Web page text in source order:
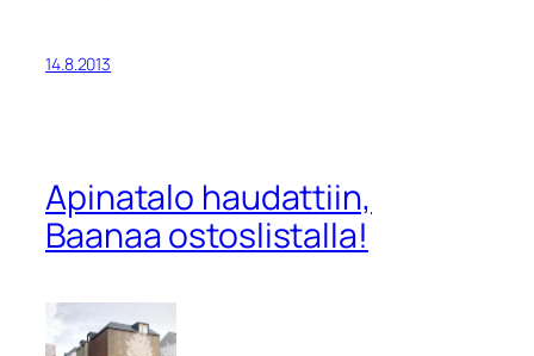
14.8.2013
Apinatalo haudattiin,
Baanaa ostoslistalla!